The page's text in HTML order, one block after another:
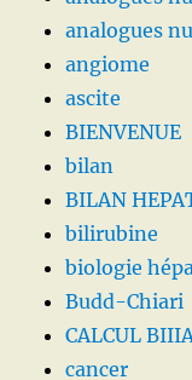
analogues
angiome
ascite
BIENVENUE
bilan
BILAN
bilirubine
biologie
Budd-Chiari
CALCUL
cancer